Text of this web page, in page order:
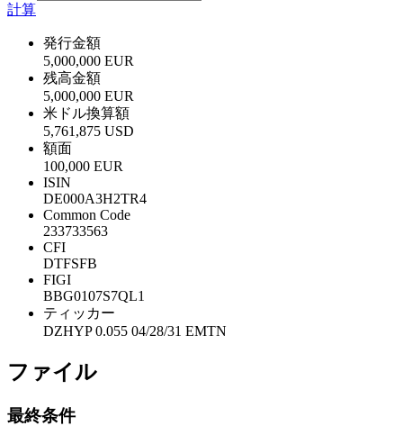
計算
発行金額
5,000,000 EUR
残高金額
5,000,000 EUR
米ドル換算額
5,761,875 USD
額面
100,000 EUR
ISIN
DE000A3H2TR4
Common Code
233733563
CFI
DTFSFB
FIGI
BBG0107S7QL1
ティッカー
DZHYP 0.055 04/28/31 EMTN
ファイル
最終条件